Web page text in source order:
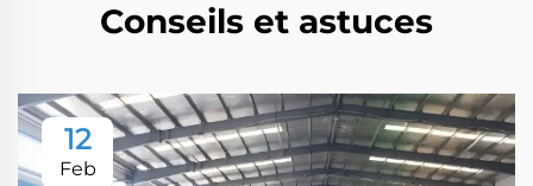
Conseils et astuces
12
Feb